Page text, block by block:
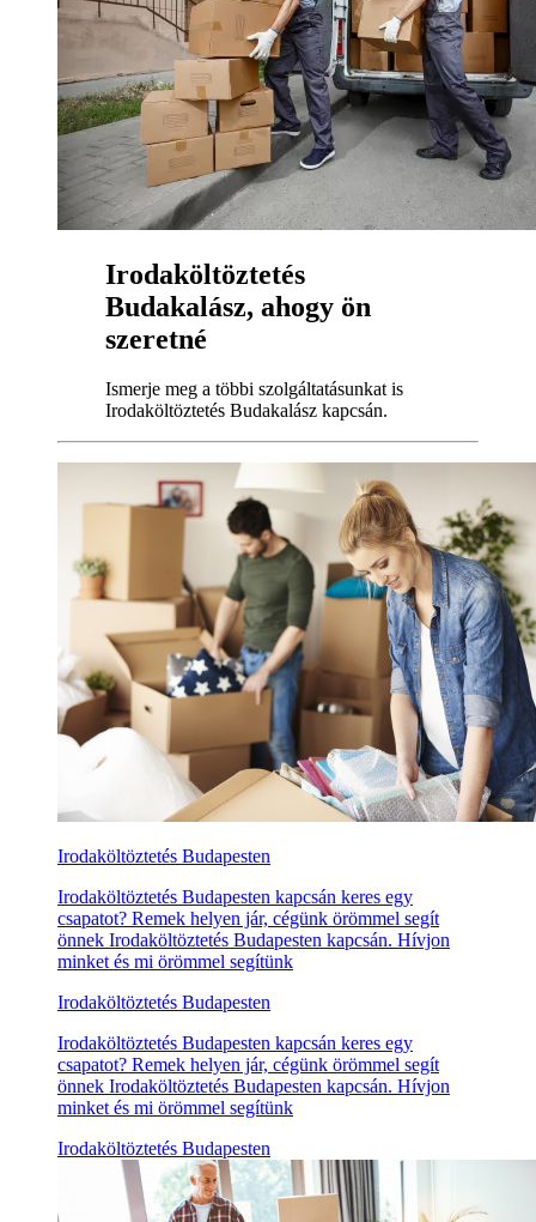
Irodaköltöztetés
Budakalász, ahogy ön
szeretné
Ismerje meg a többi szolgáltatásunkat is
Irodaköltöztetés Budakalász kapcsán.
Irodaköltöztetés Budapesten
Irodaköltöztetés Budapesten kapcsán keres egy
csapatot? Remek helyen jár, cégünk örömmel segít
önnek Irodaköltöztetés Budapesten kapcsán. Hívjon
minket és mi örömmel segítünk
Irodaköltöztetés Budapesten
Irodaköltöztetés Budapesten kapcsán keres egy
csapatot? Remek helyen jár, cégünk örömmel segít
önnek Irodaköltöztetés Budapesten kapcsán. Hívjon
minket és mi örömmel segítünk
Irodaköltöztetés Budapesten